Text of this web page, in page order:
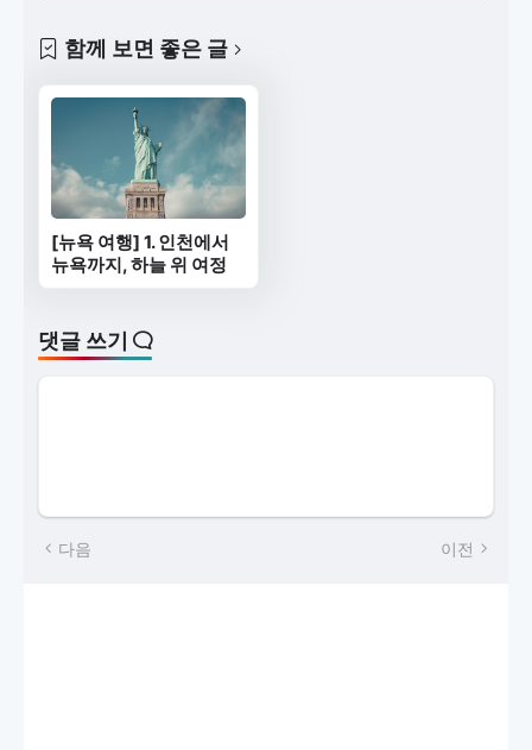
함께 보면 좋은 글
[뉴욕 여행] 1. 인천에서
뉴욕까지, 하늘 위 여정
댓글 쓰기
다음 이전